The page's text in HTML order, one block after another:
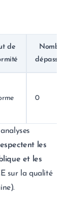
de
Nombre
0
les
et les
sur la qualité